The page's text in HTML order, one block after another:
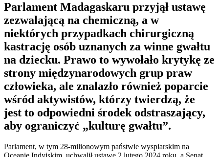
Parlament Madagaskaru przyjął ustawę
zezwalającą na chemiczną, a w
niektórych przypadkach chirurgiczną
kastrację osób uznanych za winne gwałtu
na dziecku. Prawo to wywołało krytykę ze
strony międzynarodowych grup praw
człowieka, ale znalazło również poparcie
wśród aktywistów, którzy twierdzą, że
jest to odpowiedni środek odstraszający,
aby ograniczyć „kulturę gwałtu”.
Parlament, w tym 28-milionowym państwie wyspiarskim na
Oceanie Indyjskim, uchwalił ustawę 2 lutego 2024 roku, a Senat,